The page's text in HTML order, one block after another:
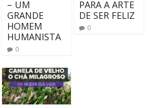
– UM
GRANDE
HOMEM
HUMANISTA
0
PARA A ARTE
DE SER FELIZ
0